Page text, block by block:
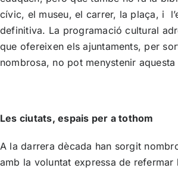
cívic, el museu, el carrer, la plaça, i
definitiva. La programació cultural
que ofereixen els ajuntaments, per
nombrosa, no pot menystenir
Les ciutats, espais per a tothom
A la darrera dècada han sorgit
amb la voluntat expressa de refermar